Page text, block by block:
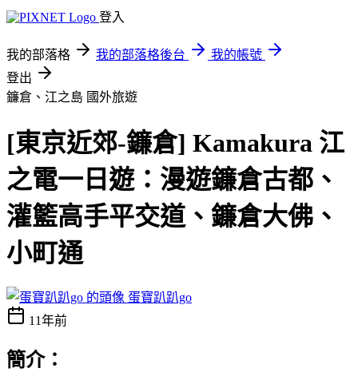
登入
我的部落格 我的部落格後台
我的帳號
登出
鐮倉、江之島 國外旅遊
[東京近郊-鐮倉] Kamakura 江
之電一日遊：漫遊鐮倉古都、
灌籃高手平交道、鐮倉大佛、
小町通
蛋寶趴趴go
11年前
簡介：